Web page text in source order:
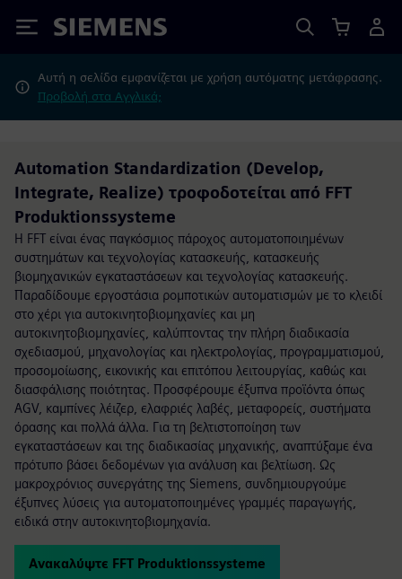
Siemens
Αυτή η σελίδα εμφανίζεται με χρήση αυτόματης μετάφρασης.
Προβολή στα Αγγλικά;
Automation Standardization (Develop,
Integrate, Realize) τροφοδοτείται από FFT
Produktionssysteme
Η FFT είναι ένας παγκόσμιος πάροχος αυτοματοποιημένων
συστημάτων και τεχνολογίας κατασκευής, κατασκευής
βιομηχανικών εγκαταστάσεων και τεχνολογίας κατασκευής.
Παραδίδουμε εργοστάσια ρομποτικών αυτοματισμών με το κλειδί
στο χέρι για αυτοκινητοβιομηχανίες και μη
αυτοκινητοβιομηχανίες, καλύπτοντας την πλήρη διαδικασία
σχεδιασμού, μηχανολογίας και ηλεκτρολογίας, προγραμματισμού,
προσομοίωσης, εικονικής και επιτόπου λειτουργίας, καθώς και
διασφάλισης ποιότητας. Προσφέρουμε έξυπνα προϊόντα όπως
AGV, καμπίνες λέιζερ, ελαφριές λαβές, μεταφορείς, συστήματα
όρασης και πολλά άλλα. Για τη βελτιστοποίηση των
εγκαταστάσεων και της διαδικασίας μηχανικής, αναπτύξαμε ένα
πρότυπο βάσει δεδομένων για ανάλυση και βελτίωση. Ως
μακροχρόνιος συνεργάτης της Siemens, συνδημιουργούμε
έξυπνες λύσεις για αυτοματοποιημένες γραμμές παραγωγής,
ειδικά στην αυτοκινητοβιομηχανία.
Ανακαλύψτε FFT Produktionssysteme